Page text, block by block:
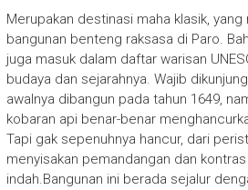
Merupakan destinasi maha klasik,
bangunan benteng raksasa di Paro.
juga masuk dalam daftar warisan
budaya dan sejarahnya. Wajib
awalnya dibangun pada tahun 1649,
kobaran api benar-benar
Tapi gak sepenuhnya hancur, dari
menyisakan pemandangan dan
indah.Bangunan ini berada sejalur